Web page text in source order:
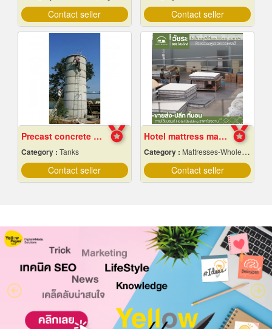
Contact seller Contact seller
Precast concrete water tank factory
Category : Tanks
Contact seller
Hotel mattress manufacturing factory
Category : Mattresses-Wholesale & Manufacturers
Contact seller